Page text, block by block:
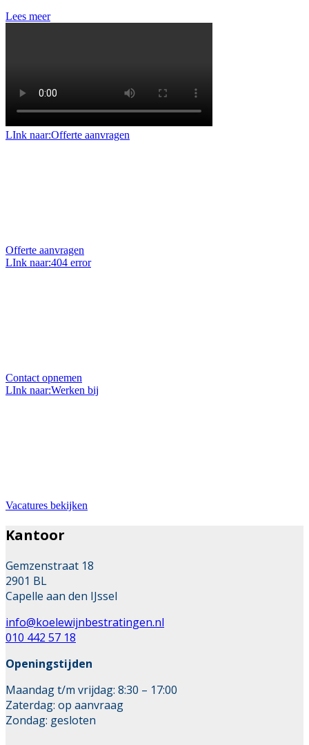
Lees meer
LInk naar:Offerte aanvragen
Offerte aanvragen
LInk naar:404 error
Contact opnemen
LInk naar:Werken bij
Vacatures bekijken
Kantoor
Gemzenstraat 18
2901 BL
Capelle aan den IJssel
info@koelewijnbestratingen.nl
010 442 57 18
Openingstijden
Maandag t/m vrijdag: 8:30 – 17:00
Zaterdag: op aanvraag
Zondag: gesloten